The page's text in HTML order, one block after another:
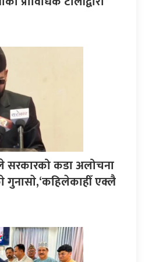
सरकारको कडा अलोचना
गुनासाे,‘कहिलेकाहीँ एक्लै